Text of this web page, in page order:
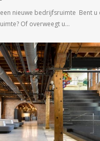
nieuwe bedrijfsruimte Bent u
Of overweegt u…